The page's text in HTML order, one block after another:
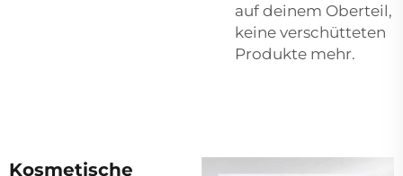
auf deinem Oberteil,
keine verschütteten
Produkte mehr.
Kosmetische